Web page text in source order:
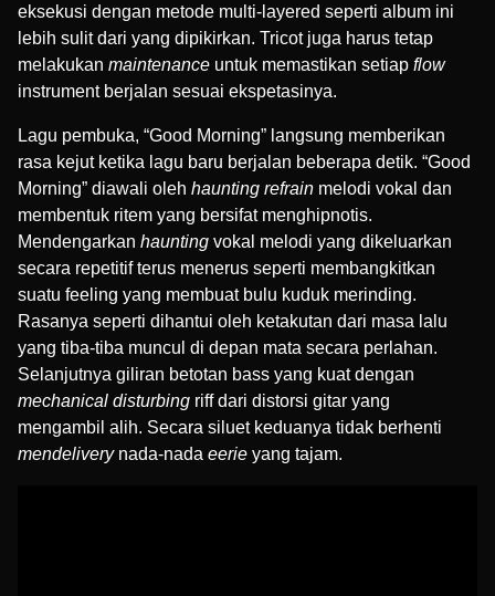
eksekusi dengan metode multi-layered seperti album ini
lebih sulit dari yang dipikirkan. Tricot juga harus tetap
melakukan maintenance untuk memastikan setiap flow
instrument berjalan sesuai ekspetasinya.
Lagu pembuka, “Good Morning” langsung memberikan
rasa kejut ketika lagu baru berjalan beberapa detik. “Good
Morning” diawali oleh haunting refrain melodi vokal dan
membentuk ritem yang bersifat menghipnotis.
Mendengarkan haunting vokal melodi yang dikeluarkan
secara repetitif terus menerus seperti membangkitkan
suatu feeling yang membuat bulu kuduk merinding.
Rasanya seperti dihantui oleh ketakutan dari masa lalu
yang tiba-tiba muncul di depan mata secara perlahan.
Selanjutnya giliran betotan bass yang kuat dengan
mechanical disturbing riff dari distorsi gitar yang
mengambil alih. Secara siluet keduanya tidak berhenti
mendeliverynada-nada eerie yang tajam.